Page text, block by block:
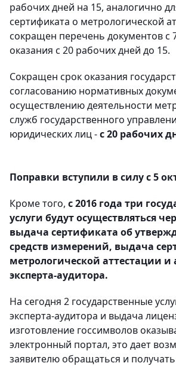
рабочих дней на 15, аналогично
сертификата о метрологической
сокращен перечень документов с
оказания с 20 рабочих дней до 15.
Сокращен срок оказания
согласованию нормативных
осуществлению деятельности
служб государственного
юридических лиц -с 20 рабочих
Поправки вступили в силу с 5
Кроме того, с 2016 года три
услуги будут осуществляться
выдача сертификата об
средств измерений, выдача
метрологической аттестации и
эксперта-аудитора.
На сегодня 2 государственные
эксперта-аудитора и выдача
изготовление госсимволов
электронный портал, это дает
заявителю обращаться и получать